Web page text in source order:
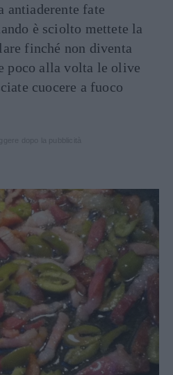
antiaderente fate
è sciolto mettete la
finché non diventa
poco alla volta le olive
cuocere a fuoco